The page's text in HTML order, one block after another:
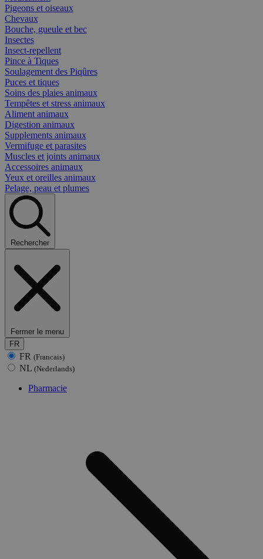
Pigeons et oiseaux
Chevaux
Bouche, gueule et bec
Insectes
Insect-repellent
Pince à Tiques
Soulagement des Piqûres
Puces et tiques
Soins des plaies animaux
Tempêtes et stress animaux
Aliment animaux
Digestion animaux
Supplements animaux
Vermifuge et parasites
Muscles et joints animaux
Accessoires animaux
Yeux et oreilles animaux
Pelage, peau et plumes
Rechercher
Fermer le menu
FR
FR (Francais)
NL (Nederlands)
Pharmacie